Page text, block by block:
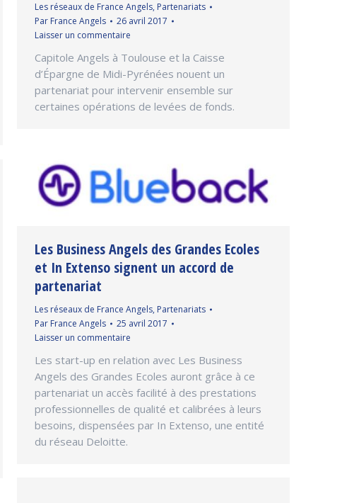
Les réseaux de France Angels, Partenariats
Par France Angels
26 avril 2017
Laisser un commentaire
Capitole Angels à Toulouse et la Caisse
d’Épargne de Midi-Pyrénées nouent un
partenariat pour intervenir ensemble sur
certaines opérations de levées de fonds.
Les Business Angels des Grandes Ecoles
et In Extenso signent un accord de
partenariat
Les réseaux de France Angels, Partenariats
Par France Angels
25 avril 2017
Laisser un commentaire
Les start-up en relation avec Les Business
Angels des Grandes Ecoles auront grâce à ce
partenariat un accès facilité à des prestations
professionnelles de qualité et calibrées à leurs
besoins, dispensées par In Extenso, une entité
du réseau Deloitte.